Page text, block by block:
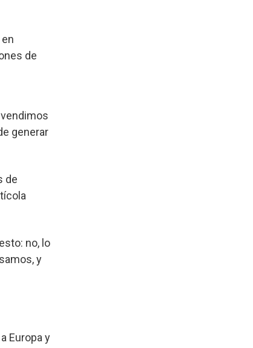
de
generar
de
no, lo
y
Europa y